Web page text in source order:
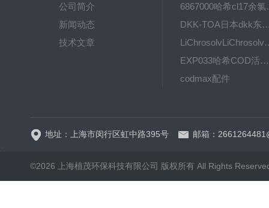
公司简介
新闻动态
技术文章
6867000
DKK-TOA日本dkk东亚电
EXP033哈希COD活塞泵价格 EXP033
codmax配件
地址：上海市闵行区虹中路395号 邮箱：
©2026 上海植茂环保科技有限公司 版权所有 All Rights